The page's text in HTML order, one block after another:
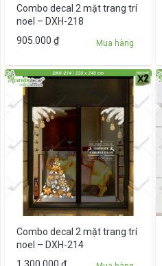
Combo decal 2 mặt trang trí
noel – DXH-218
905.000 ₫ Mua hàng
Combo decal 2 mặt trang trí
noel – DXH-214
1.300.000 ₫